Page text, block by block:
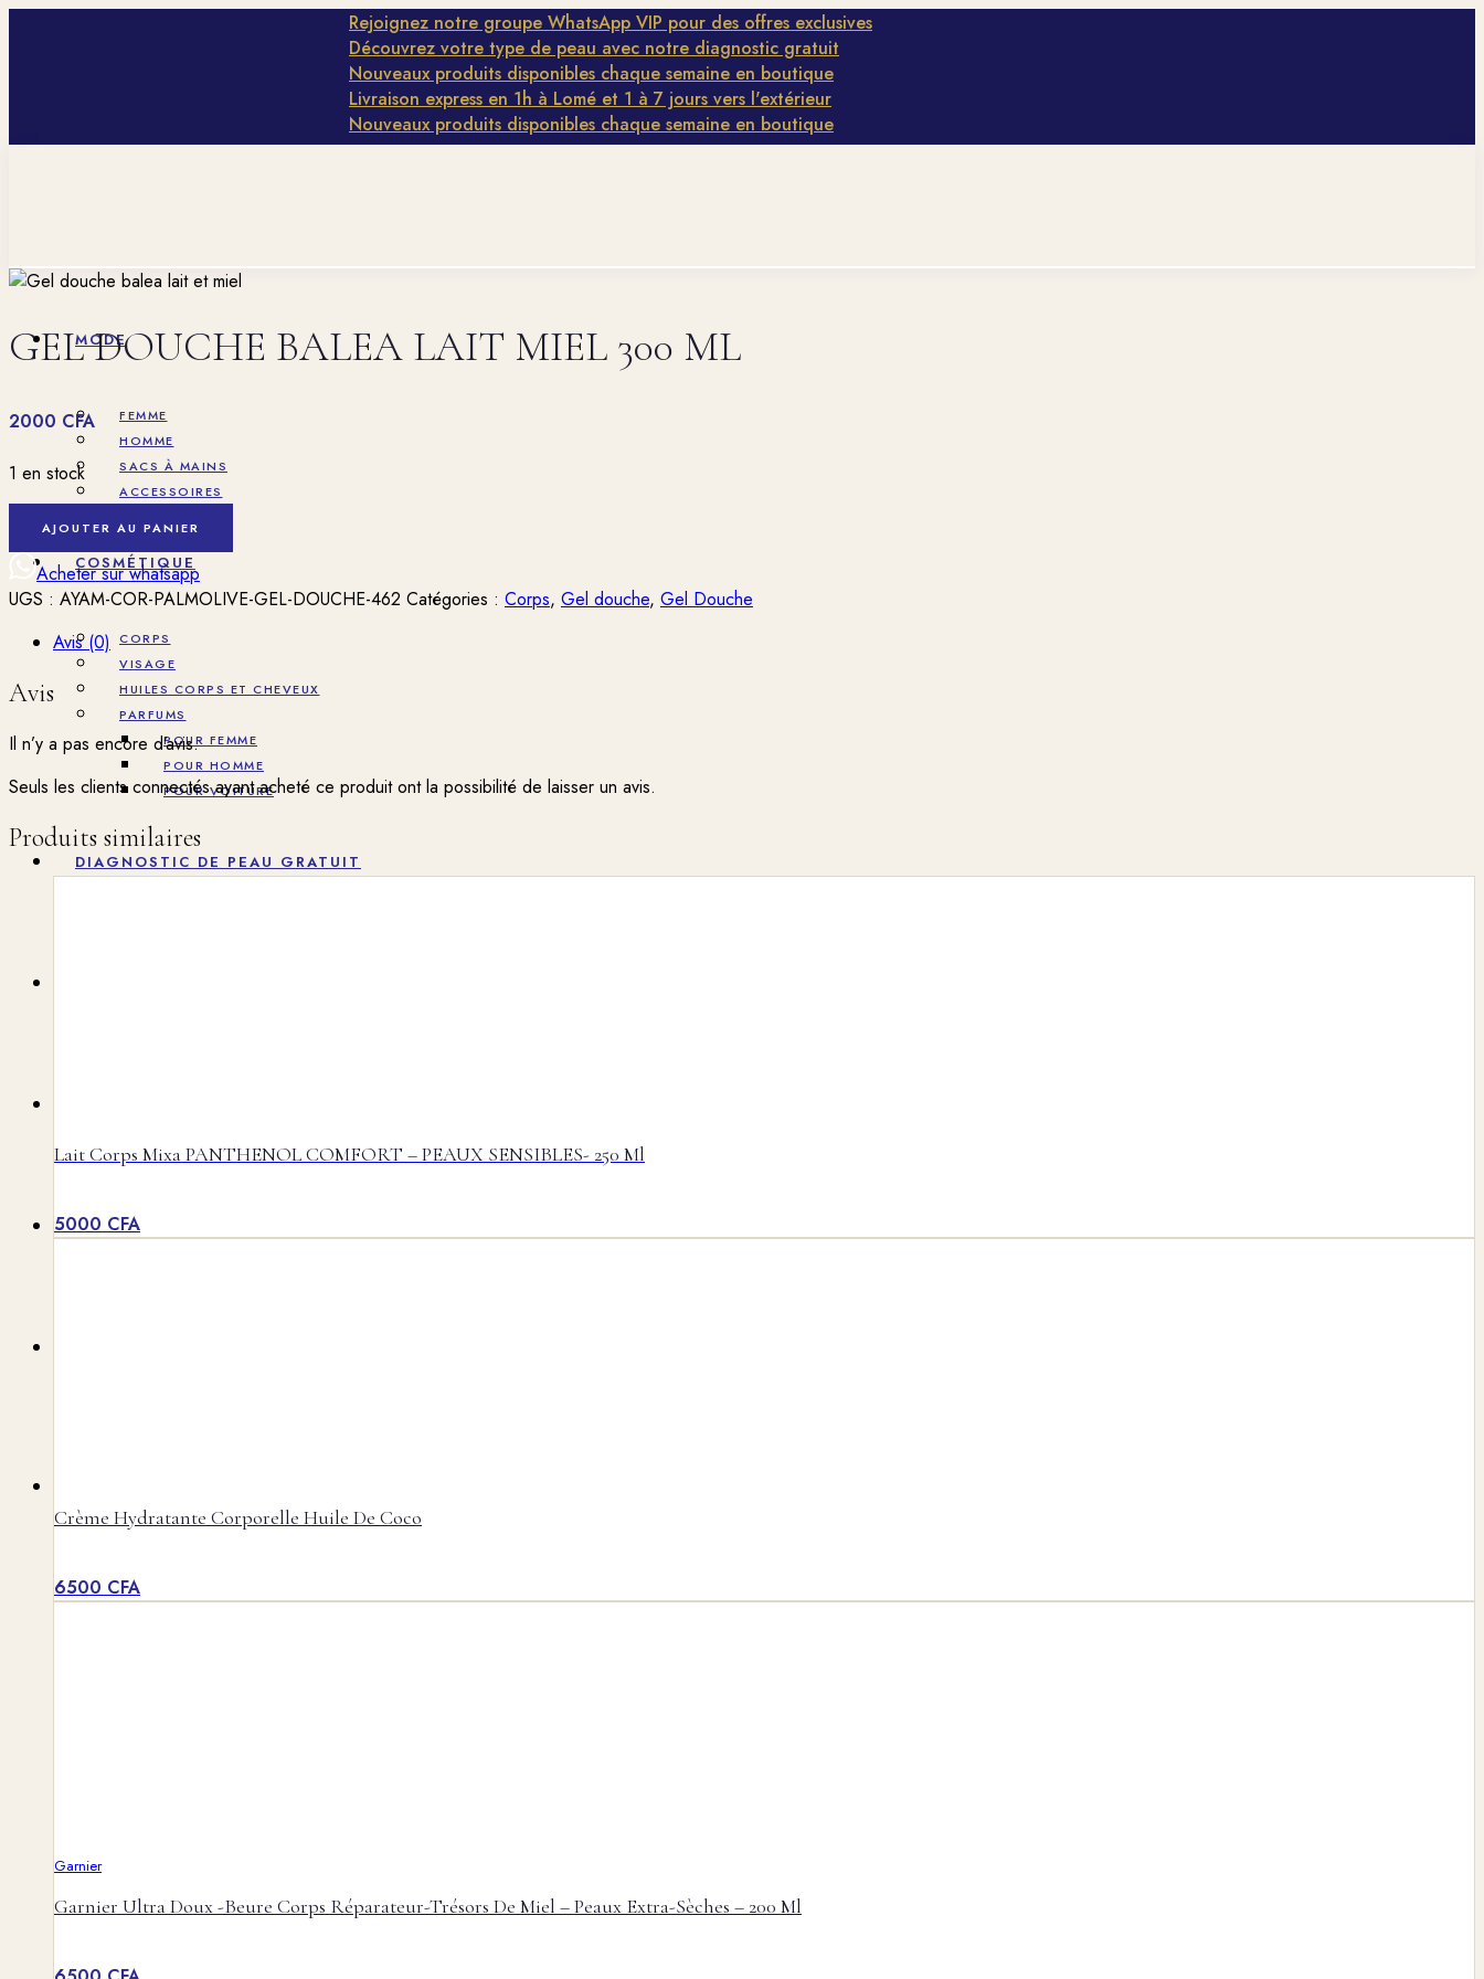
Rejoignez notre groupe WhatsApp VIP pour des offres exclusives
Découvrez votre type de peau avec notre diagnostic gratuit
Nouveaux produits disponibles chaque semaine en boutique
Livraison express en 1h à Lomé et 1 à 7 jours vers l'extérieur
Nouveaux produits disponibles chaque semaine en boutique
MODE
FEMME
HOMME
SACS À MAINS
ACCESSOIRES
COSMÉTIQUE
CORPS
VISAGE
HUILES CORPS ET CHEVEUX
PARFUMS
POUR FEMME
POUR HOMME
POUR VOITURE
DIAGNOSTIC DE PEAU GRATUIT
RECHERCHER
GEL DOUCHE BALEA LAIT MIEL 300 ML
2000 CFA
1 en stock
GEL
DOUCHE
LAIT
300
AJOUTER AU PANIER
Acheter sur whatsapp
UGS : AYAM-COR-PALMOLIVE-GEL-DOUCHE-462 Catégories : Corps, Gel douche, Gel Douche
Avis (0)
Avis
Il n’y a pas encore d’avis.
Seuls les clients connectés ayant acheté ce produit ont la possibilité de laisser un avis.
Produits similaires
Lait Corps Mixa PANTHENOL COMFORT – PEAUX SENSIBLES- 250 Ml
5000 CFA
Crème Hydratante Corporelle Huile De Coco
6500 CFA
Garnier
Garnier Ultra Doux -Beure Corps Réparateur-Trésors De Miel – Peaux Extra-Sèches – 200 Ml